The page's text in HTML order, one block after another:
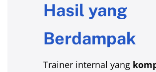
Hasil yang
Berdampak
Trainer internal yang